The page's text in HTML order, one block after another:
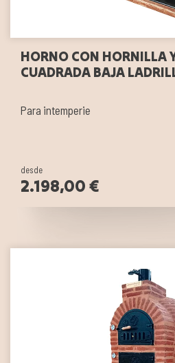
HORNO CON HORNILLA
CUADRADA BAJA
Para intemperie
desde
2.198,00 €